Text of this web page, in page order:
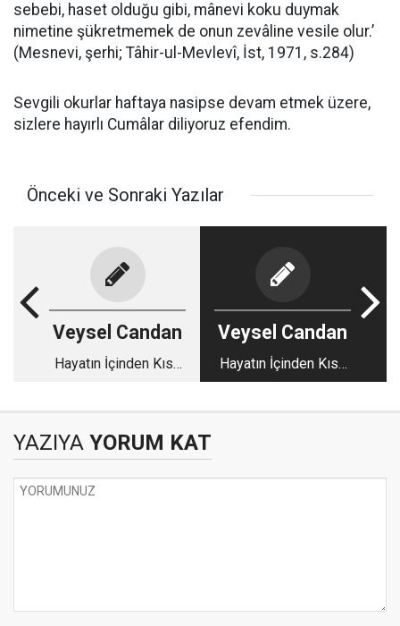
sebebi, haset olduğu gibi, mânevi koku duymak
nimetine şükretmemek de onun zevâline vesile olur.’
(Mesnevi, şerhi; Tâhir-ul-Mevlevî, İst, 1971, s.284)
Sevgili okurlar haftaya nasipse devam etmek üzere,
sizlere hayırlı Cumâlar diliyoruz efendim.
Önceki ve Sonraki Yazılar
Veysel Candan
Hayatın İçinden Kısa
Veysel Candan
Hayatın İçinden Kısa
Kısa - 120
YAZIYA YORUM KAT